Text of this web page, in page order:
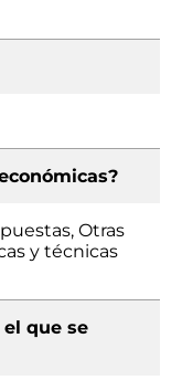
Otras
y técnicas
que se